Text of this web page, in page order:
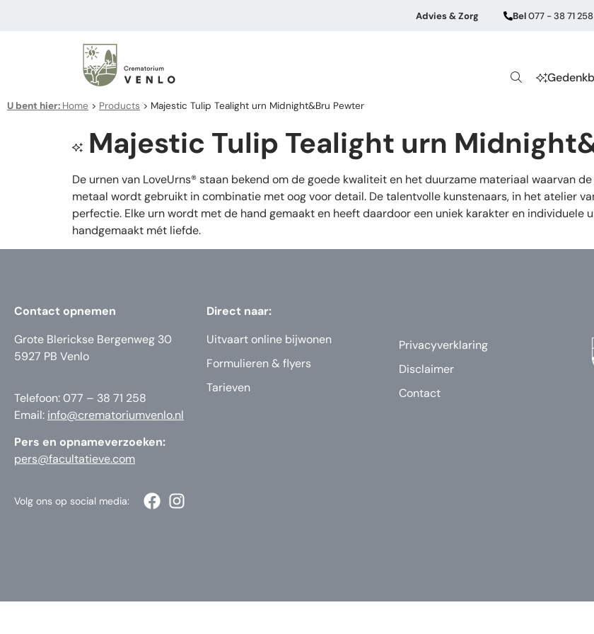
Advies & Zorg Bel077 - 38 71 258
U bent hier: Home > Products > Majestic Tulip Tealight urn Midnight&Bru Pewter
Majestic Tulip Tealight urn
De urnen van LoveUrns® staan bekend om de goede kwaliteit en het duurzame materiaal waarvan
metaal wordt gebruikt in combinatie met oog voor detail. De talentvolle kunstenaars, in het atelier
perfectie. Elke urn wordt met de hand gemaakt en heeft daardoor een uniek karakter en individuele
handgemaakt mét liefde.
Contact opnemen
Grote Blerickse Bergenweg 30
5927 PB Venlo
Telefoon: 077 – 38 71 258
Email: info@crematoriumvenlo.nl
Pers en opnameverzoeken:
pers@facultatieve.com
Direct naar:
Uitvaart online bijwonen
Formulieren & flyers
Tarieven
Privacyverklaring
Disclaimer
Contact
Volg ons op social media: